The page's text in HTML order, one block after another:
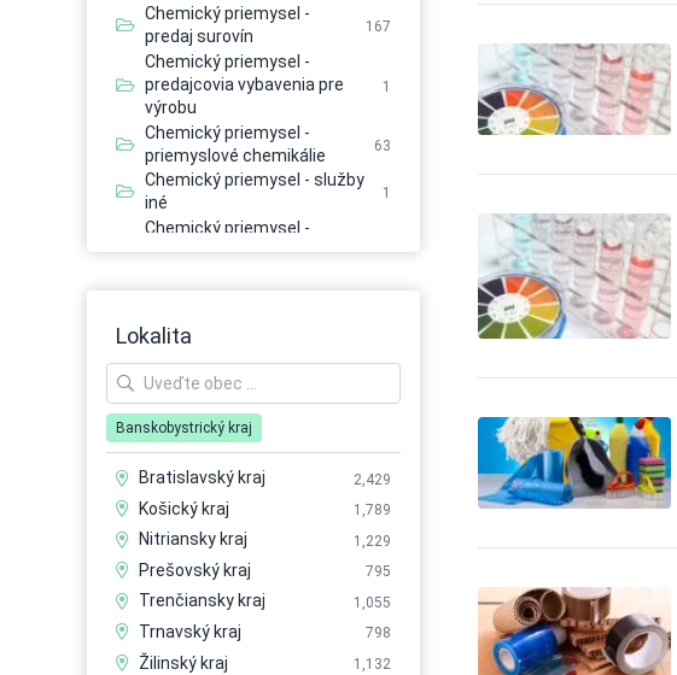
Chemický priemysel -
predaj surovín
167
Chemický priemysel -
predajcovia vybavenia pre
výrobu
1
Chemický priemysel -
priemyslové chemikálie
63
Chemický priemysel - služby
iné
1
Chemický priemysel -
spracovanie ropy, rafinácia
2
Chemický priemysel -
výskum
Chemické výrobky
Export-Import - chemikálie
Export-Import - chemikálie,
farby
Farbivá - predaj 25
Farbivá - prírodné 7
Farbivá - syntetické 32
Farby, Laky - predaj 90
Lepiace pásky a zariadenia,
Lepidla a tmely
36
Lokalita
Banskobystrický kraj
Bratislavský kraj 2,429
Košický kraj 1,789
Nitriansky kraj 1,229
Prešovský kraj 795
Trenčiansky kraj 1,055
Trnavský kraj 798
Žilinský kraj 1,132